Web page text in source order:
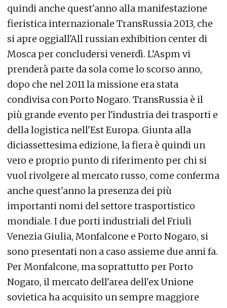
quindi anche quest'anno alla manifestazione
fieristica internazionale TransRussia 2013, che
si apre oggiall'All russian exhibition center di
Mosca per concludersi venerdì. L’Aspm vi
prenderà parte da sola come lo scorso anno,
dopo che nel 2011 la missione era stata
condivisa con Porto Nogaro. TransRussia è il
più grande evento per l'industria dei trasporti e
della logistica nell'Est Europa. Giunta alla
diciassettesima edizione, la fiera è quindi un
vero e proprio punto di riferimento per chi si
vuol rivolgere al mercato russo, come conferma
anche quest'anno la presenza dei più
importanti nomi del settore trasportistico
mondiale. I due porti industriali del Friuli
Venezia Giulia, Monfalcone e Porto Nogaro, si
sono presentati non a caso assieme due anni fa.
Per Monfalcone, ma soprattutto per Porto
Nogaro, il mercato dell'area dell'ex Unione
sovietica ha acquisito un sempre maggiore